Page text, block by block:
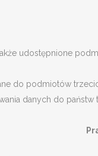
udostępnione
do podmiotów
danych do państw